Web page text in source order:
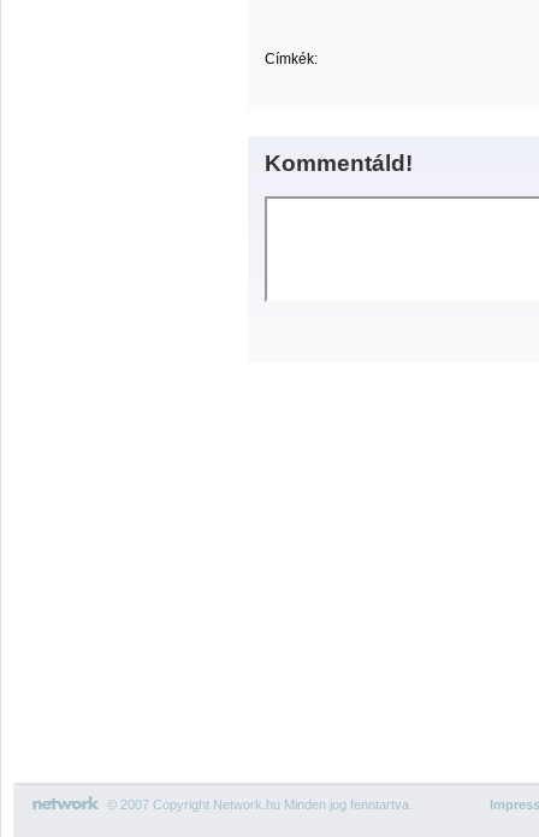
Címkék:
Kommentáld!
© 2007 Copyright Network.hu Minden jog fenntartva.